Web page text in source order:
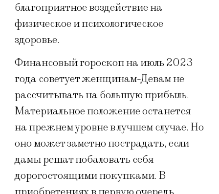
благоприятное воздействие на
физическое и психологическое
здоровье.
Финансовый гороскоп на июль 2023
года советует женщинам-Девам не
рассчитывать на большую прибыль.
Материальное положение останется
на прежнем уровне в лучшем случае. Но
оно может заметно пострадать, если
дамы решат побаловать себя
дорогостоящими покупками. В